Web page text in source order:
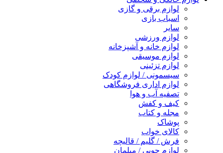
لوازم برقی و گازی
اسباب بازی
سایر
لوازم ورزشی
لوازم خانه و آشپزخانه
لوازم موسیقی
لوازم تزئینی
سیسمونی / لوازم کودک
لوازم اداری فروشگاهی
تصفیه آب و هوا
کیف و کفش
مجله و کتاب
پوشاک
کالای خواب
فرش / گلیم / قالیچه
لوازم چوبی / مبلمان